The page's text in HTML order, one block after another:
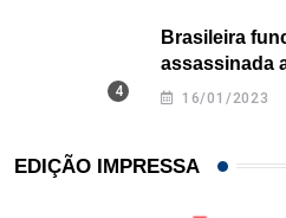
Brasileira
assassinada
16/01/2023
EDIÇÃO IMPRESSA